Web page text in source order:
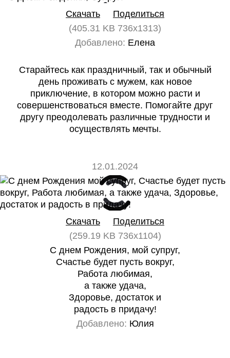
Скачать
Поделиться
(405.31 KB 736x1313)
Добавлено: Елена
Старайтесь как праздничный, так и обычный
день проживать с мужем, как новое
приключение, в котором можно расти и
совершенствоваться вместе. Помогайте друг
другу преодолевать различные трудности и
осуществлять мечты.
12.01.2024
0
Скачать
Поделиться
(259.19 KB 736x1104)
С днем Рождения, мой супруг,
Счастье будет пусть вокруг,
Работа любимая,
а также удача,
Здоровье, достаток и
радость в придачу!
Добавлено: Юлия